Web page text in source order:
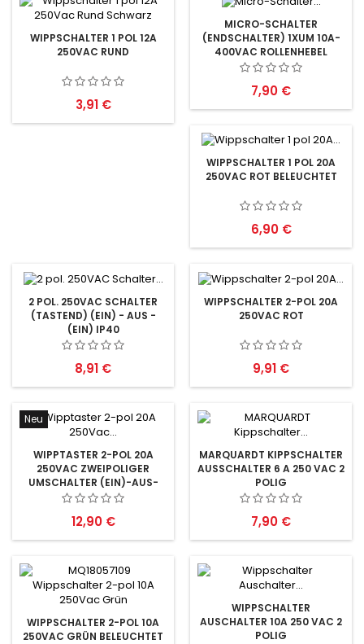
WIPPSCHALTER 1 POL 12A
250VAC RUND
Preis
3,91 €
MICRO-SCHALTER
(ENDSCHALTER) 1XUM 10A-
400VAC ROLLENHEBEL
Preis
7,90 €
WIPPSCHALTER 1 POL 20A
250VAC ROT BELEUCHTET
Preis
6,90 €
2 POL. 250VAC SCHALTER
(TASTEND) (EIN) - AUS -
(EIN) IP40
Preis
8,91 €
WIPPSCHALTER 2-POL 20A
250VAC ROT
Preis
9,91 €
Neu
WIPPTASTER 2-POL 20A
250VAC ZWEIPOLIGER
UMSCHALTER (EIN)-AUS-
(EIN)
Preis
12,90 €
MARQUARDT KIPPSCHALTER
AUSSCHALTER 6 A 250 VAC 2
POLIG
Preis
7,90 €
WIPPSCHALTER 2-POL 10A
250VAC GRÜN BELEUCHTET
WIPPSCHALTER
AUSCHALTER 10A 250 VAC 2
POLIG